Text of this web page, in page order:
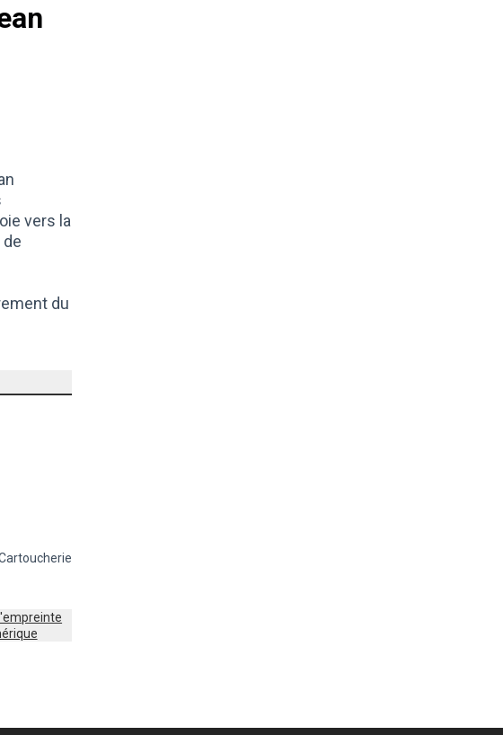
vers la
du
/ Fontaine-Bayonne / Cartoucherie